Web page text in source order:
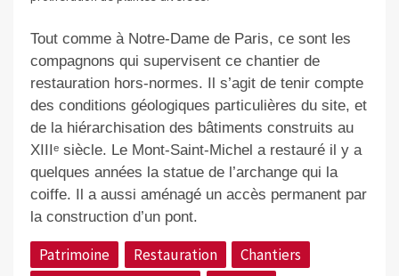
Tout comme à Notre-Dame de Paris, ce sont les
compagnons qui supervisent ce chantier de
restauration hors-normes. Il s’agit de tenir compte
des conditions géologiques particulières du site, et
de la hiérarchisation des bâtiments construits au
XIIIᵉ siècle. Le Mont-Saint-Michel a restauré il y a
quelques années la statue de l’archange qui la
coiffe. Il a aussi aménagé un accès permanent par
la construction d’un pont.
Patrimoine Restauration
Chantiers